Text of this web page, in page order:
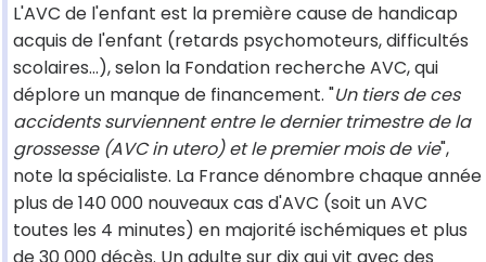
L'AVC de l'enfant est la première cause de handicap
acquis de l'enfant (retards psychomoteurs, difficultés
scolaires...), selon la Fondation recherche AVC, qui
déplore un manque de financement. "Un tiers de ces
accidents surviennent entre le dernier trimestre de la
grossesse (AVC in utero) et le premier mois de vie",
note la spécialiste. La France dénombre chaque année
plus de 140 000 nouveaux cas d'AVC (soit un AVC
toutes les 4 minutes) en majorité ischémiques et plus